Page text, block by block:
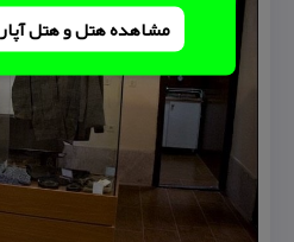
مشاهده هتل و هتل‌